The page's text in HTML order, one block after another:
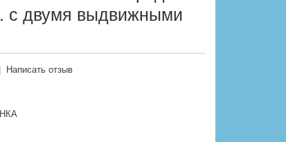
с двумя выдвижными
Написать отзыв